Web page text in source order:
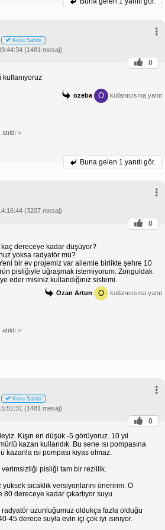
maliyetinin biraz yüksek
yaklaşık 150-200 metrekarelik
yandan, 10 kW ısı pompaları,
bir alanı ısıtabilir.
Yorumları
ev ısıtma ve soğutma
maliyetli bir seçenektir.
göstermektedir. Isı
Konu Sahibi
(1481 mesaj)
0
ozeba O kullanıcısına yanıt
>
Buna gelen 1 yanıtı gör.
(3207 mesaj)
0
kaç dereceye kadar düşüyor?
yoksa radyatör mü?
bir ev projemiz var ailemle birlikte şehre 10
pisliğiyle uğraşmak istemiyorum. Zonguldak
eder misiniz kullandığınız sistemi.
Ozan Artun O kullanıcısına yanıt
>
Konu Sahibi
(1481 mesaj)
0
Kışın en düşük -5 görüyoruz. 10 yıl
kazan kullandık. Bu sene ısı pompasına
ısı pompası kıyas olmaz.
verimsizliği pisliği tam bir rezillik.
sıcaklık versiyonlarını öneririm. O
dereceye kadar çıkartıyor suyu.
radyatör uzunluğumuz oldukça fazla olduğu
45 derece suyla evin içi çok iyi ısınıyor.